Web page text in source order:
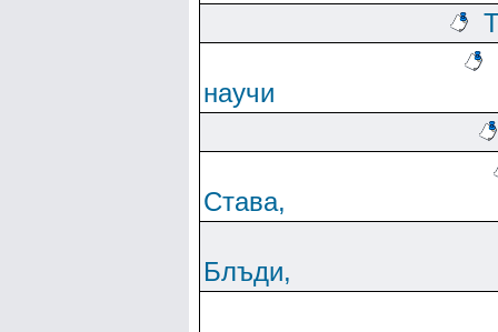
научи
Става,
Блъди,